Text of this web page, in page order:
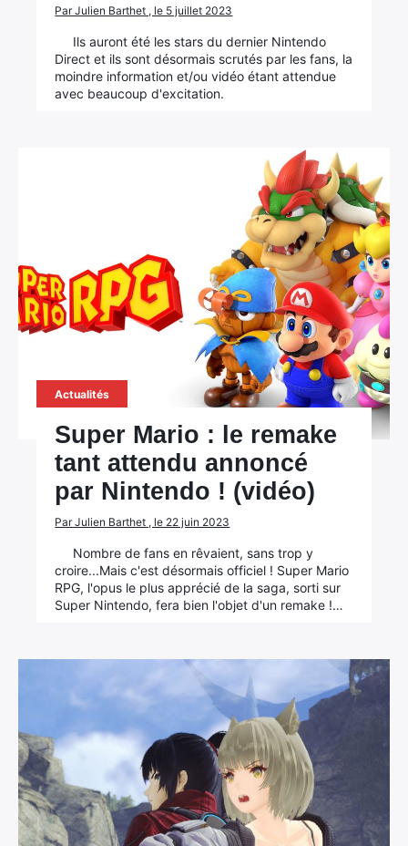
Par Julien Barthet , le 5 juillet 2023
Ils auront été les stars du dernier Nintendo
Direct et ils sont désormais scrutés par les fans, la
moindre information et/ou vidéo étant attendue
avec beaucoup d'excitation.
Actualités
Super Mario : le remake
tant attendu annoncé
par Nintendo ! (vidéo)
Par Julien Barthet , le 22 juin 2023
Nombre de fans en rêvaient, sans trop y
croire...Mais c'est désormais officiel ! Super Mario
RPG, l'opus le plus apprécié de la saga, sorti sur
Super Nintendo, fera bien l'objet d'un remake !…